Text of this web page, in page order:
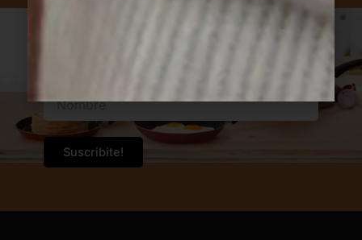
Suscribite a nuestro newsletter.